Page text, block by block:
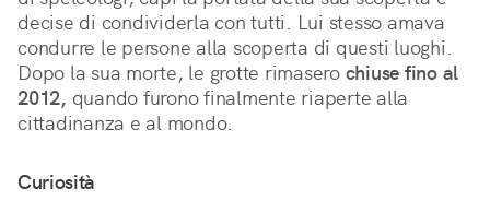
decise di condividerla con tutti. Lui stesso amava
condurre le persone alla scoperta di questi luoghi.
Dopo la sua morte, le grotte rimasero chiuse fino al
2012, quando furono finalmente riaperte alla
cittadinanza e al mondo.
Curiosità